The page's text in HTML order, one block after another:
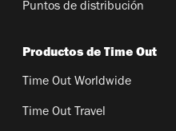
Puntos de distribución
Productos de Time Out
Time Out Worldwide
Time Out Travel